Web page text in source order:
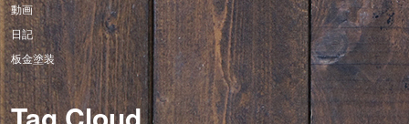
動画
日記
板金塗装